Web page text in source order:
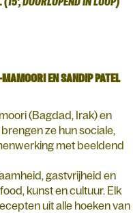
EN SANDIP PATEL
(Bagdad, Irak) en
ze hun sociale,
met beeldend
gastvrijheid en
kunst en cultuur. Elk
uit alle hoeken van